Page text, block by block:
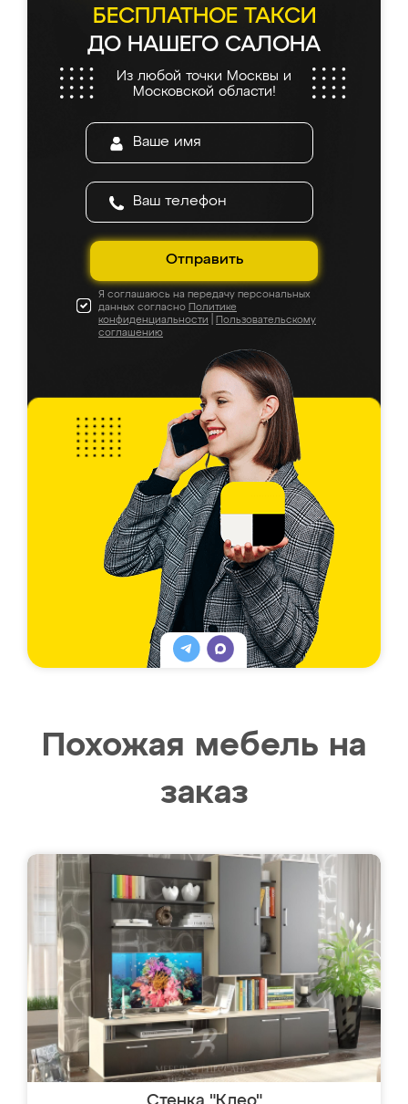
БЕСПЛАТНОЕ ТАКСИ
ДО НАШЕГО САЛОНА
Из любой точки Москвы и
Московской области!
Отправить
Я соглашаюсь на передачу персональных
данных согласно Политике
конфиденциальности
Пользовательскому
соглашению
Похожая мебель на
заказ